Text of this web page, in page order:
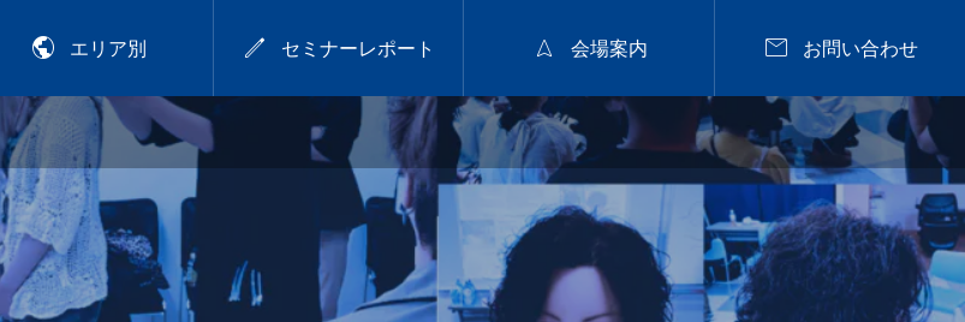
 エリア別  セミナーレポート  会場案内  お問い合わせ
2026年9月28日
2026.9.28 mon／可愛
いは、仕込める！CHIT
OSE流デジパ活用術
【岡山】
2026年9月28日
2026.9.28 mon／集客
と定着に繋がるカラー
戦略セミナー【広島】

習
福山
nanuk佐野氏パーマセミナー
2026.07.29
